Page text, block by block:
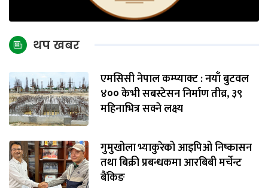
थप खबर
एमसिसी नेपाल कम्प्याक्ट : नयाँ बुटवल
४०० केभी सबस्टेसन निर्माण तीव्र, ३९
महिनाभित्र सक्ने लक्ष्य
गुमुखोला भ्याकुरेको आइपिओ निष्कासन
तथा बिक्री प्रबन्धकमा आरबिबी मर्चेन्ट
बैंकिङ